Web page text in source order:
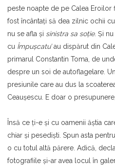
peste noapte de pe Calea
fost încântaţi să dea zilnic ochii cu
nu se afla şi sinistra sa soţie. Şi
cu Împuşcatu’au dispărut din
primarul Constantin Toma, de
despre un soi de autoflagelare.
presiunile care au dus la
Ceauşescu. E doar o
Însă ce ţi-e şi cu oamenii ăştia
chiar şi pesedişti. Spun asta
o cu totul altă părere. Adică,
fotografiile şi-ar avea locul în